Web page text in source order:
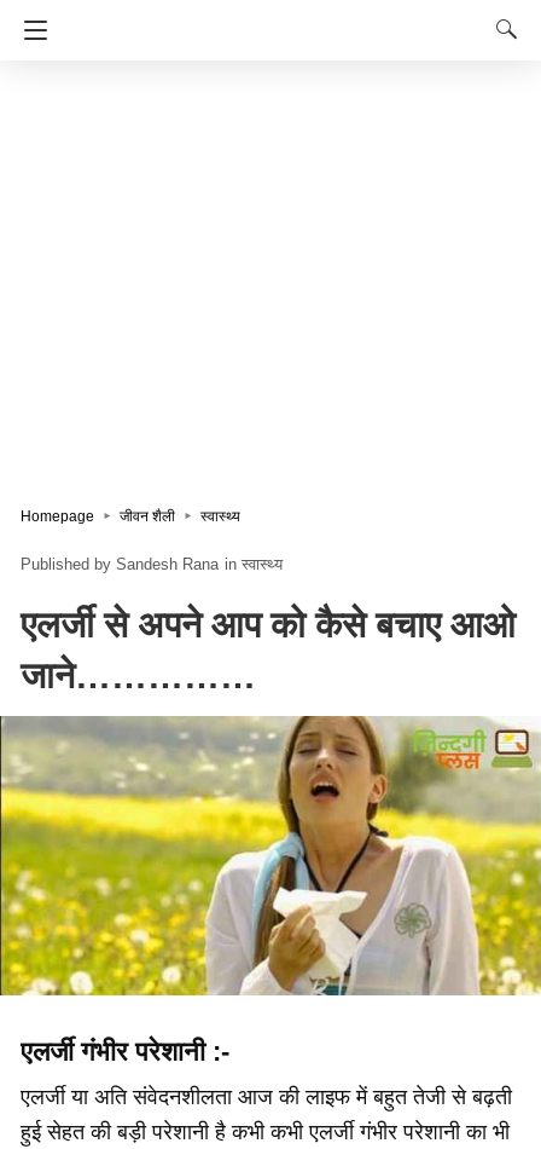
Homepage जीवन शैली स्वास्थ्य
Sandesh Rana in स्वास्थ्य
एलर्जी से अपने आप को कैसे बचाए आओ
जाने……………
एलर्जी गंभीर परेशानी :-
एलर्जी या अति संवेदनशीलता आज की लाइफ में बहुत तेजी से बढ़ती
हुई सेहत की बड़ी परेशानी है कभी कभी एलर्जी गंभीर परेशानी का भी